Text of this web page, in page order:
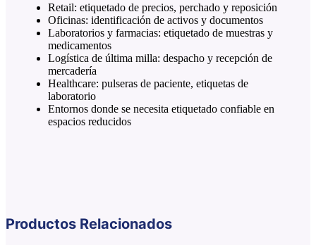
Retail: etiquetado de precios, perchado y reposición
Oficinas: identificación de activos y documentos
Laboratorios y farmacias: etiquetado de muestras y
medicamentos
Logística de última milla: despacho y recepción de
mercadería
Healthcare: pulseras de paciente, etiquetas de
laboratorio
Entornos donde se necesita etiquetado confiable en
espacios reducidos
Productos Relacionados